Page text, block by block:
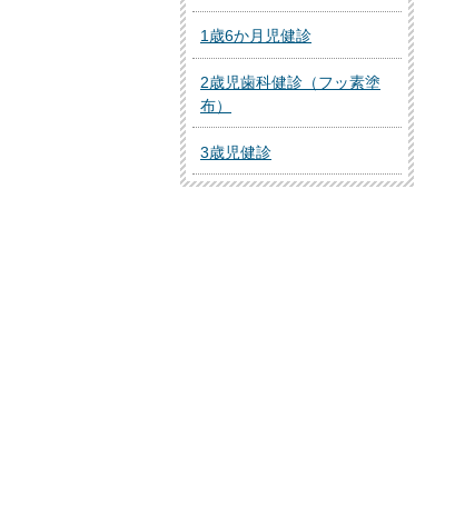
1歳6か月児健診
2歳児歯科健診（フッ素塗
布）
3歳児健診